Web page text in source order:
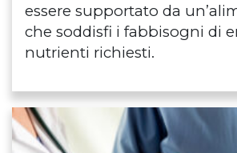
essere supportato da
che soddisfi i fabbisogni di
nutrienti richiesti.